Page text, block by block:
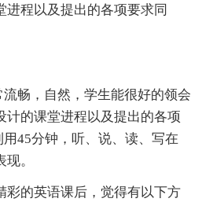
进程以及提出的各项要求同
畅，自然，学生能很好的领会
计的课堂进程以及提出的各项
45分钟，听、说、读、写在
。
彩的英语课后，觉得有以下方